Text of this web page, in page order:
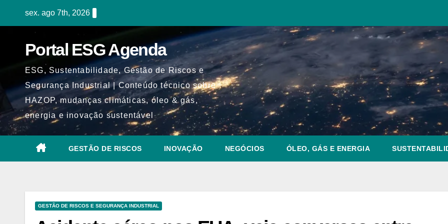
sex. ago 7th, 2026
Portal ESG Agenda
ESG, Sustentabilidade, Gestão de Riscos e
Segurança Industrial | Conteúdo técnico sobre
HAZOP, mudanças climáticas, óleo & gás,
energia e inovação sustentável
GESTÃO DE RISCOS INOVAÇÃO NEGÓCIOS ÓLEO, GÁS E ENERGIA
GESTÃO DE RISCOS E SEGURANÇA INDUSTRIAL